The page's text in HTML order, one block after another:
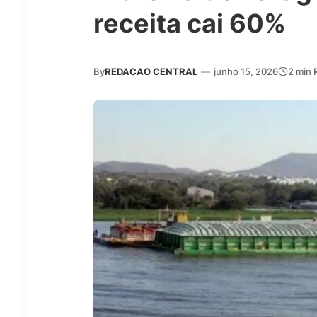
receita cai 60%
ByREDACAO CENTRAL — junho 15, 2026 2 min